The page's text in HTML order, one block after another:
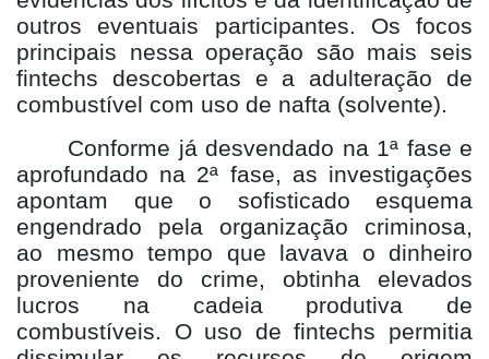
outros eventuais participantes. Os focos
principais nessa operação são mais seis
fintechs descobertas e a adulteração de
combustível com uso de nafta (solvente).
Conforme já desvendado na 1ª fase e
aprofundado na 2ª fase, as investigações
apontam que o sofisticado esquema
engendrado pela organização criminosa,
ao mesmo tempo que lavava o dinheiro
proveniente do crime, obtinha elevados
lucros na cadeia produtiva de
combustíveis. O uso de fintechs permitia